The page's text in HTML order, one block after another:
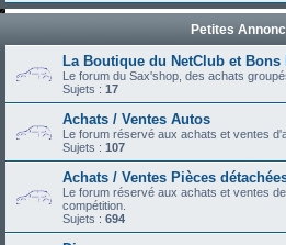
Petites
La Boutique du NetClub et
Le forum du Sax'shop, des achats
Sujets : 17
Achats / Ventes Autos
Le forum réservé aux achats et ventes
Sujets : 107
Achats / Ventes Pièces
Le forum réservé aux achats et ventes
compétition.
Sujets : 694